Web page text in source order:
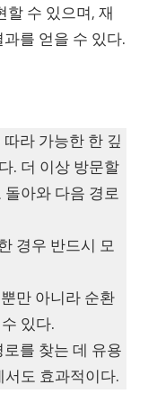
할 수 있으며, 재
를 얻을 수 있다.
라 가능한 한 깊
. 더 이상 방문할
아와 다음 경로
경우 반드시 모
만 아니라 순환
있다.
를 찾는 데 유용
도 효과적이다.